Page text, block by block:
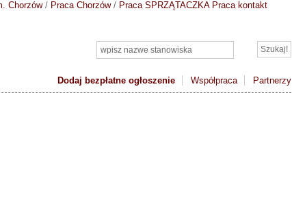
Dodaj bezpłatne ogłoszenie Współpraca Partnerzy
Chorzów/ Praca Chorzów/ Praca SPRZĄTACZKA Praca kontakt